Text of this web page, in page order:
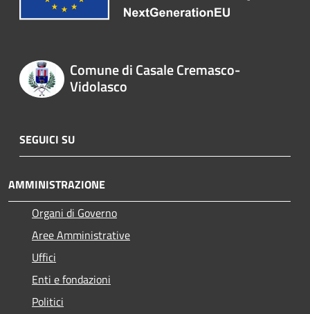
Comune di Casale Cremasco-
Vidolasco
SEGUICI SU
AMMINISTRAZIONE
Organi di Governo
Aree Amministrative
Uffici
Enti e fondazioni
Politici